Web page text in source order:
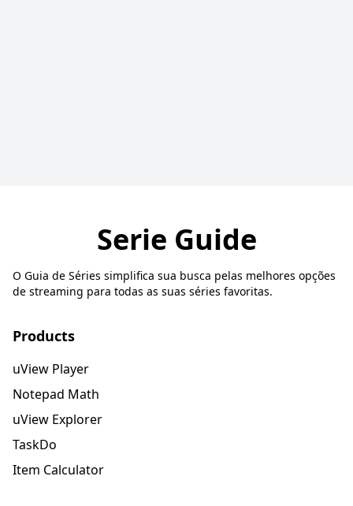
Serie Guide
O Guia de Séries simplifica sua busca pelas melhores opções
de streaming para todas as suas séries favoritas.
Products
uView Player
Notepad Math
uView Explorer
TaskDo
Item Calculator